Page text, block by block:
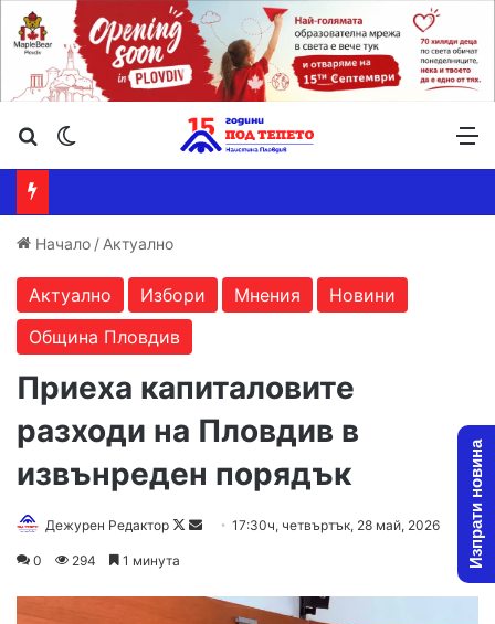
Търсене ...
Начало / Актуално
Актуално Избори Мнения
Новини
Община Пловдив
Приеха капиталовите
разходи на Пловдив в
извънреден порядък
Дежурен Редактор
Follow
Send17:30ч, четвъртък, 28 май, 2026
0 294 1 минута Изпрати новина